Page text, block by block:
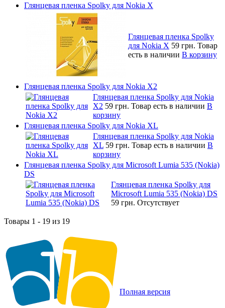
Глянцевая пленка Spolky для Nokia X
Глянцевая пленка Spolky
для Nokia X 59 грн. Товар
есть в наличии В корзину
Глянцевая пленка Spolky для Nokia X2
Глянцевая пленка Spolky для Nokia
X2 59 грн. Товар есть в наличии В
корзину
Глянцевая пленка Spolky для Nokia XL
Глянцевая пленка Spolky для Nokia
XL 59 грн. Товар есть в наличии В
корзину
Глянцевая пленка Spolky для Microsoft Lumia 535 (Nokia)
DS
Глянцевая пленка Spolky для
Microsoft Lumia 535 (Nokia) DS
59 грн. Отсутствует
Товары 1 - 19 из 19
Полная версия